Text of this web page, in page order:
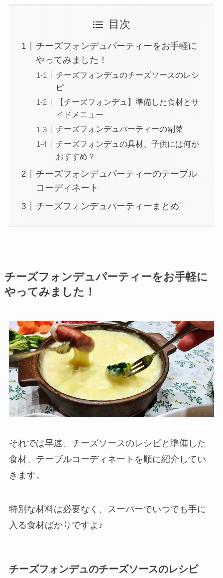
目次
チーズフォンデュパーティーをお手軽に
やってみました！
チーズフォンデュのチーズソースのレシ
ピ
【チーズフォンデュ】準備した食材とサ
イドメニュー
チーズフォンデュパーティーの副菜
チーズフォンデュの具材、子供には何が
おすすめ？
チーズフォンデュパーティーのテーブル
コーディネート
チーズフォンデュパーティーまとめ
チーズフォンデュパーティーをお手軽に
やってみました！
それでは早速、チーズソースのレシピと準備した
食材、テーブルコーディネートを順に紹介してい
きます。
特別な材料は必要なく、スーパーでいつでも手に
入る食材ばかりですよ♪
チーズフォンデュのチーズソースのレシピ